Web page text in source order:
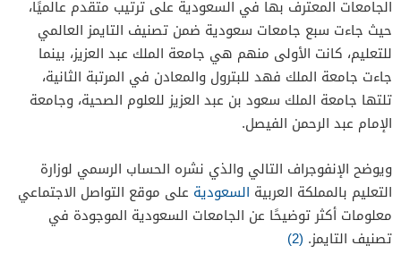
الجامعات المعترف بها في السعودية على ترتيب متقدم عالميًا،
حيث جاءت سبع جامعات سعودية ضمن تصنيف التايمز العالمي
للتعليم، كانت الأولى منهم هي جامعة الملك عبد العزيز، بينما
جاءت جامعة الملك فهد للبترول والمعادن في المرتبة الثانية،
تلتها جامعة الملك سعود بن عبد العزيز للعلوم الصحية، وجامعة
الإمام عبد الرحمن الفيصل.
ويوضح الإنفوجراف التالي والذي نشره الحساب الرسمي لوزارة
التعليم بالمملكة العربية السعودية على موقع التواصل الاجتماعي
معلومات أكثر توضيحًا عن الجامعات السعودية الموجودة في
تصنيف التايمز. (2)